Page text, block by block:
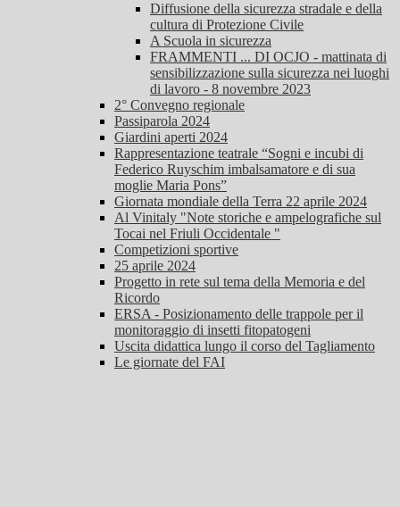
Diffusione della sicurezza stradale e della
cultura di Protezione Civile
A Scuola in sicurezza
FRAMMENTI ... DI OCJO - mattinata di
sensibilizzazione sulla sicurezza nei luoghi
di lavoro - 8 novembre 2023
2° Convegno regionale
Passiparola 2024
Giardini aperti 2024
Rappresentazione teatrale “Sogni e incubi di
Federico Ruyschim imbalsamatore e di sua
moglie Maria Pons”
Giornata mondiale della Terra 22 aprile 2024
Al Vinitaly "Note storiche e ampelografiche sul
Tocai nel Friuli Occidentale "
Competizioni sportive
25 aprile 2024
Progetto in rete sul tema della Memoria e del
Ricordo
ERSA - Posizionamento delle trappole per il
monitoraggio di insetti fitopatogeni
Uscita didattica lungo il corso del Tagliamento
Le giornate del FAI